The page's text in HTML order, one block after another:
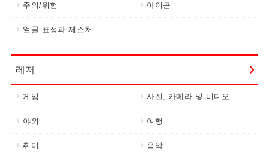
주의/위험 아이콘
얼굴 표정과 제스처
레저
게임 사진, 카메라 및 비디오
야외 여행
취미 음악